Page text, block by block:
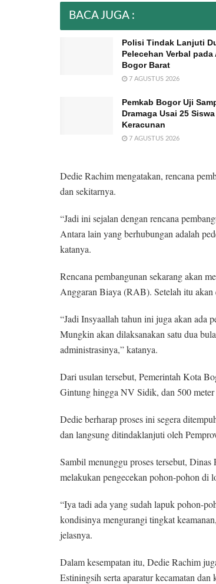
BACA JUGA :
Polisi Tindak Lanjuti
Pelecehan Verbal pada
Bogor Barat
7 AGUSTUS 2026
Pemkab Bogor Uji
Dramaga Usai 25
Keracunan
7 AGUSTUS 2026
Dedie Rachim mengatakan, rencana
dan sekitarnya.
“Jadi ini sejalan dengan rencana
Antara lain yang berhubungan adalah
katanya.
Rencana pembangunan sekarang akan
Anggaran Biaya (RAB). Setelah itu akan
“Jadi Insyaallah tahun ini juga akan ada
Mungkin akan dilaksanakan satu dua
administrasinya,” katanya.
Dari usulan tersebut, Pemerintah Kota
Gintung hingga NV Sidik, dan 500 meter
Dedie berharap proses ini segera
dan langsung ditindaklanjuti oleh
Sambil menunggu proses tersebut,
melakukan pengecekan pohon-pohon di
“Iya tadi ada yang sudah lapuk pohon-
kondisinya mengurangi tingkat
jelasnya.
Dalam kesempatan itu, Dedie Rachim
Estiningsih serta aparatur kecamatan dan